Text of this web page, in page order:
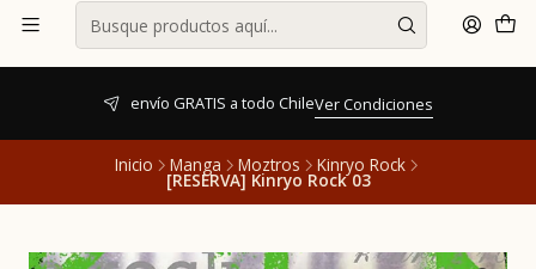
envío GRATIS a todo ChileVer Condiciones
Inicio Manga Moztros Kinryo Rock
[RESERVA] Kinryo Rock 03